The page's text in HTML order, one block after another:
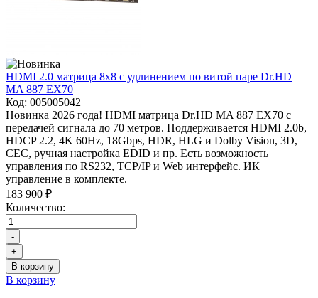
HDMI 2.0 матрица 8x8 с удлинением по витой паре Dr.HD
MA 887 EX70
Код: 005005042
Новинка 2026 года! HDMI матрица Dr.HD MA 887 EX70 с
передачей сигнала до 70 метров. Поддерживается HDMI 2.0b,
HDCP 2.2, 4K 60Hz, 18Gbps, HDR, HLG и Dolby Vision, 3D,
CEC, ручная настройка EDID и пр. Есть возможность
управления по RS232, TCP/IP и Web интерфейс. ИК
управление в комплекте.
183 900 ₽
Количество:
-
+
В корзину
В корзину